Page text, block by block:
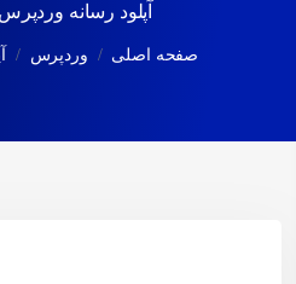
آپلود رسانه
صفحه اصلی وردپرس